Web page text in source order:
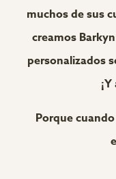
muchos de sus
creamos
personalizados
Porque